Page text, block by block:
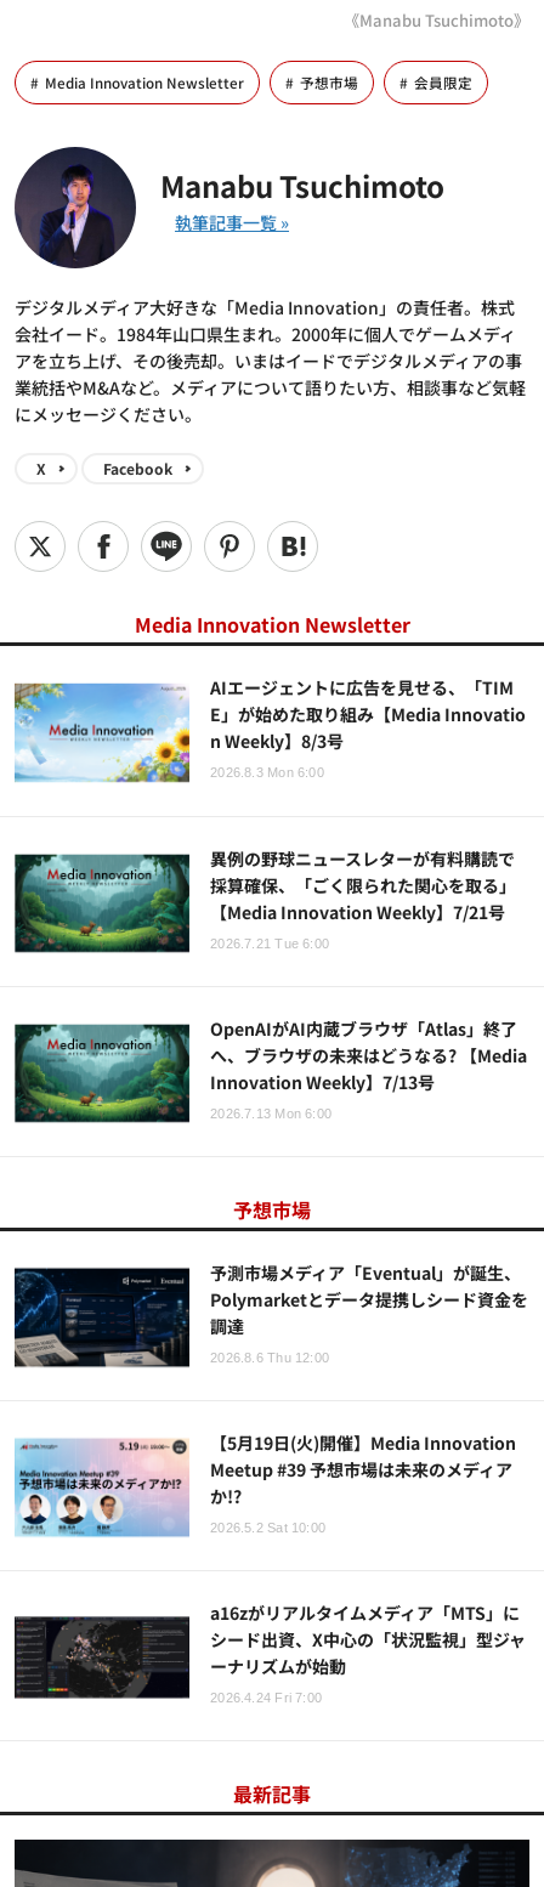
《Manabu Tsuchimoto》
Media Innovation Newsletter 予想市場 会員限定
Manabu Tsuchimoto
デジタルメディア大好きな「Media Innovation」の責任者。株式
会社イード。1984年山口県生まれ。2000年に個人でゲームメディ
アを立ち上げ、その後売却。いまはイードでデジタルメディアの事
業統括やM&Aなど。メディアについて語りたい方、相談事など気軽
にメッセージください。
X Facebook
Media Innovation Newsletter
AIエージェントに広告を見せる、「TIM
E」が始めた取り組み【Media Innovatio
n Weekly】8/3号
2026.8.3 Mon 6:00
異例の野球ニュースレターが有料購読で
採算確保、「ごく限られた関心を取る」
【Media Innovation Weekly】7/21号
2026.7.21 Tue 6:00
OpenAIがAI内蔵ブラウザ「Atlas」終了
へ、ブラウザの未来はどうなる? 【Media
Innovation Weekly】7/13号
2026.7.13 Mon 6:00
予想市場
予測市場メディア「Eventual」が誕生、
Polymarketとデータ提携しシード資金を
調達
2026.8.6 Thu 12:00
【5月19日(火)開催】Media Innovation
Meetup #39 予想市場は未来のメディア
か!?
2026.5.2 Sat 10:00
a16zがリアルタイムメディア「MTS」に
シード出資、X中心の「状況監視」型ジャ
ーナリズムが始動
2026.4.24 Fri 7:00
最新記事